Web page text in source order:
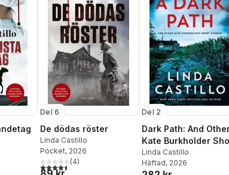
Totalt antal röster:
Del 6
De dödas röster
Linda Castillo
Pocket, 2026
4,5utav 5 stjärnor. Totalt antal röster:
(4)
Del 2
Dark Path: And
Kate Burkholder
Stories
Linda Castillo
Häftad, 2026